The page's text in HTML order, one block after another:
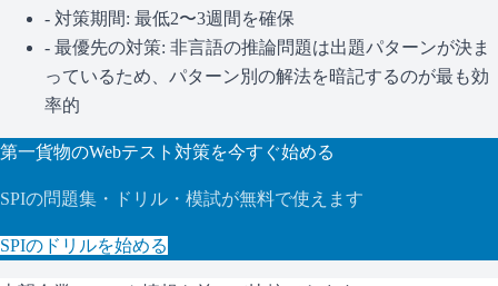
- 対策期間: 最低2〜3週間を確保
- 最優先の対策: 非言語の推論問題は出題パターンが決ま
っているため、パターン別の解法を暗記するのが最も効
率的
第一貨物のWebテスト対策を今すぐ始める
SPIの問題集・ドリル・模試が無料で使えます
SPIのドリルを始める